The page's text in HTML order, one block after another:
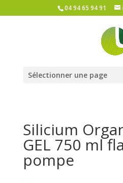
04 94 65 94 91
Sélectionner une page
Silicium
GEL 750 ml
pompe